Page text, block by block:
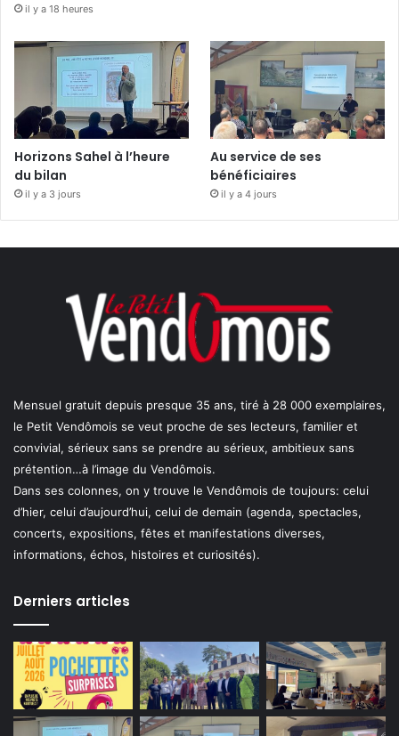
il y a 18 heures
Horizons Sahel à l’heure
du bilan
il y a 3 jours
Au service de ses
bénéficiaires
il y a 4 jours
Mensuel gratuit depuis presque 35 ans, tiré à 28 000 exemplaires,
le Petit Vendômois se veut proche de ses lecteurs, familier et
convivial, sérieux sans se prendre au sérieux, ambitieux sans
prétention…à l’image du Vendômois.
Dans ses colonnes, on y trouve le Vendômois de toujours: celui
d’hier, celui d’aujourd’hui, celui de demain (agenda, spectacles,
concerts, expositions, fêtes et manifestations diverses,
informations, échos, histoires et curiosités).
Derniers articles